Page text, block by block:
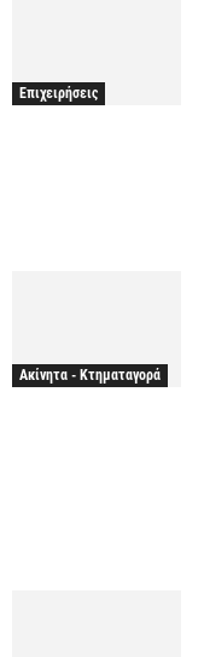
Επιχειρήσεις
Ακίνητα - Κτηματαγορά